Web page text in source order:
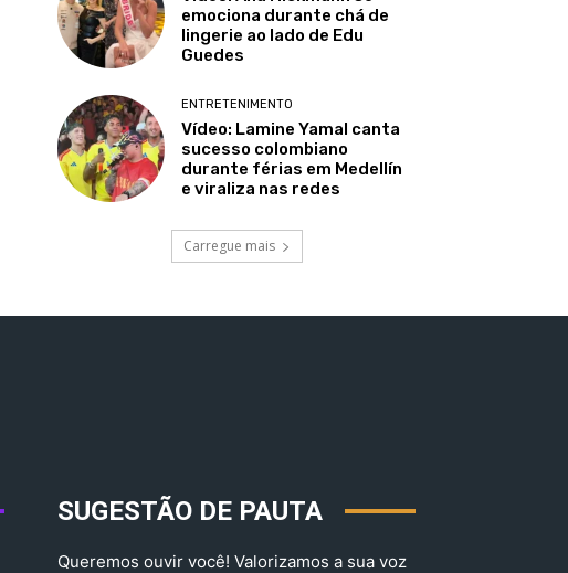
emociona durante chá de
lingerie ao lado de Edu
Guedes
ENTRETENIMENTO
Vídeo: Lamine Yamal canta
sucesso colombiano
durante férias em Medellín
e viraliza nas redes
Carregue mais
SUGESTÃO DE PAUTA
Queremos ouvir você! Valorizamos a sua voz